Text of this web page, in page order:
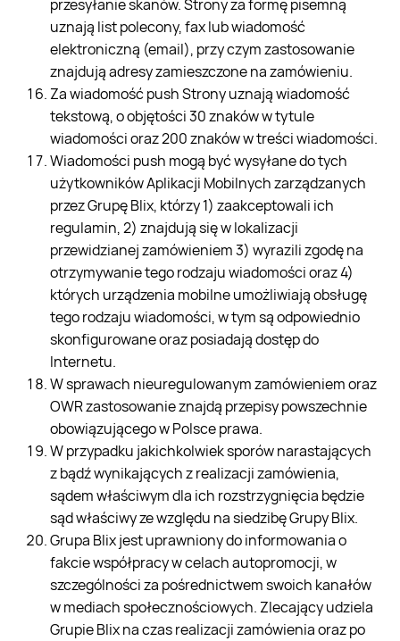
przesyłanie skanów. Strony za formę pisemną
uznają list polecony, fax lub wiadomość
elektroniczną (email), przy czym zastosowanie
znajdują adresy zamieszczone na zamówieniu.
Za wiadomość push Strony uznają wiadomość
tekstową, o objętości 30 znaków w tytule
wiadomości oraz 200 znaków w treści wiadomości.
Wiadomości push mogą być wysyłane do tych
użytkowników Aplikacji Mobilnych zarządzanych
przez Grupę Blix, którzy 1) zaakceptowali ich
regulamin, 2) znajdują się w lokalizacji
przewidzianej zamówieniem 3) wyrazili zgodę na
otrzymywanie tego rodzaju wiadomości oraz 4)
których urządzenia mobilne umożliwiają obsługę
tego rodzaju wiadomości, w tym są odpowiednio
skonfigurowane oraz posiadają dostęp do
Internetu.
W sprawach nieuregulowanym zamówieniem oraz
OWR zastosowanie znajdą przepisy powszechnie
obowiązującego w Polsce prawa.
W przypadku jakichkolwiek sporów narastających
z bądź wynikających z realizacji zamówienia,
sądem właściwym dla ich rozstrzygnięcia będzie
sąd właściwy ze względu na siedzibę Grupy Blix.
Grupa Blix jest uprawniony do informowania o
fakcie współpracy w celach autopromocji, w
szczególności za pośrednictwem swoich kanałów
w mediach społecznościowych. Zlecający udziela
Grupie Blix na czas realizacji zamówienia oraz po